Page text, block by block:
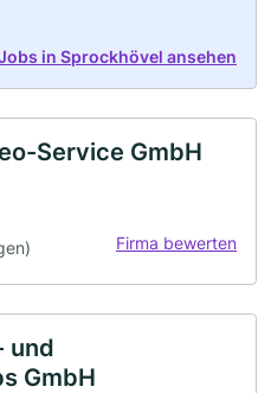
in Sprockhövel ansehen
Service GmbH
Firma bewerten
und
GmbH